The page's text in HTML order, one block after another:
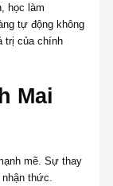
học làm
tự động không
trị của chính
Mai
mẽ. Sự thay
thức.